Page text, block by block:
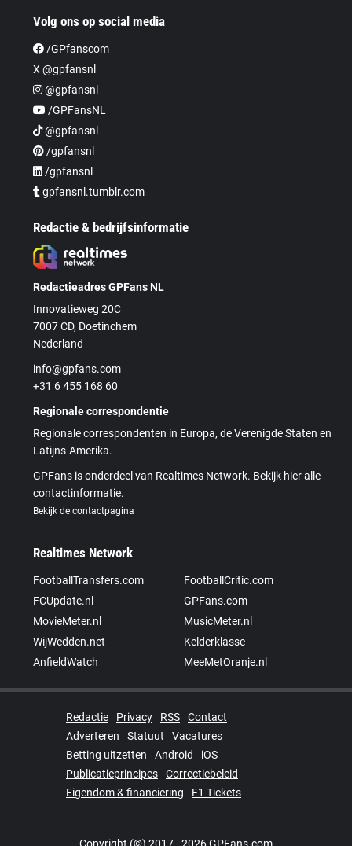
Volg ons op social media
/GPfanscom
X @gpfansnl
@gpfansnl
/GPFansNL
@gpfansnl
/gpfansnl
/gpfansnl
gpfansnl.tumblr.com
Redactie & bedrijfsinformatie
Redactieadres GPFans NL
Innovatieweg 20C
7007 CD, Doetinchem
Nederland
info@gpfans.com
+31 6 455 168 60
Regionale correspondentie
Regionale correspondenten in Europa, de Verenigde Staten en
Latijns-Amerika.
GPFans is onderdeel van Realtimes Network. Bekijk hier alle
contactinformatie.
Bekijk de contactpagina
Realtimes Network
FootballTransfers.com
FootballCritic.com
FCUpdate.nl
GPFans.com
MovieMeter.nl
MusicMeter.nl
WijWedden.net
Kelderklasse
AnfieldWatch
MeeMetOranje.nl
Redactie Privacy RSS
Contact
Adverteren
Statuut
Vacatures
Betting uitzetten
Android
iOS
Publicatieprincipes
Correctiebeleid
Eigendom & financiering
F1 Tickets
Copyright (©) 2017 - 2026 GPFans.com